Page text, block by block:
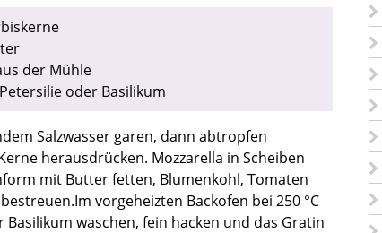
der Mühle
Petersilie oder Basilikum
Salzwasser garen, dann abtropfen
herausdrücken. Mozzarella in Scheiben
mit Butter fetten, Blumenkohl, Tomaten
vorgeheizten Backofen bei 250 °C
waschen, fein hacken und das Gratin